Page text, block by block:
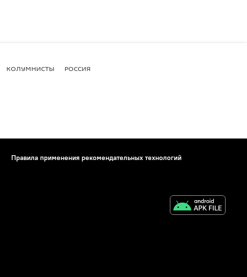
КОЛУМНИСТЫ РОССИЯ
Правила применения рекомендательных технологий